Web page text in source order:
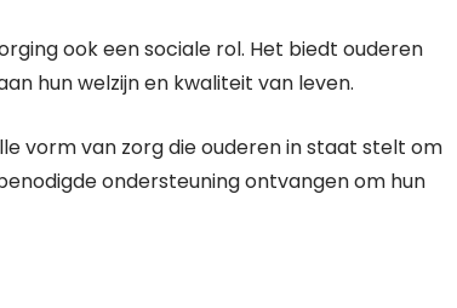
ook een sociale rol. Het biedt ouderen
hun welzijn en kwaliteit van leven.
vorm van zorg die ouderen in staat stelt om
ondersteuning ontvangen om hun